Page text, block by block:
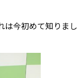
は今初めて知りまし